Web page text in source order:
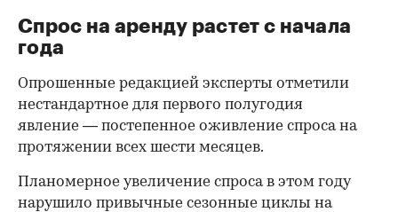
Спрос на аренду растет с начала
года
Опрошенные редакцией эксперты отметили
нестандартное для первого полугодия
явление — постепенное оживление спроса на
протяжении всех шести месяцев.
Планомерное увеличение спроса в этом году
нарушило привычные сезонные циклы на